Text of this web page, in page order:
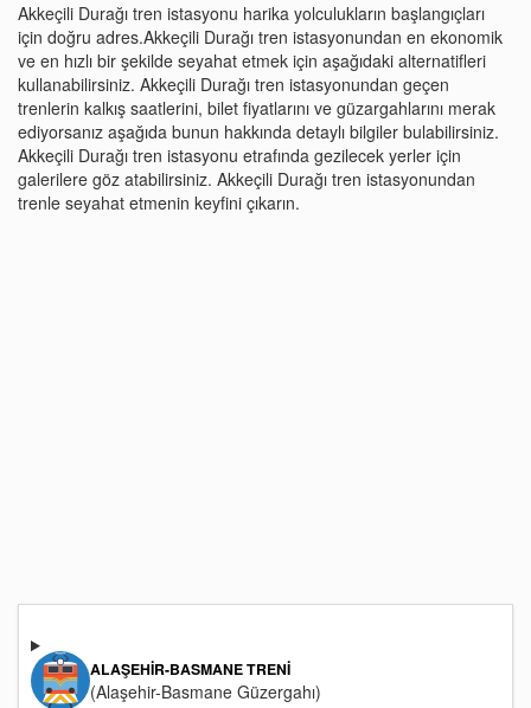
Akkeçili Durağı tren istasyonu harika yolculukların başlangıçları
için doğru adres.Akkeçili Durağı tren istasyonundan en ekonomik
ve en hızlı bir şekilde seyahat etmek için aşağıdaki alternatifleri
kullanabilirsiniz. Akkeçili Durağı tren istasyonundan geçen
trenlerin kalkış saatlerini, bilet fiyatlarını ve güzargahlarını merak
ediyorsanız aşağıda bunun hakkında detaylı bilgiler bulabilirsiniz.
Akkeçili Durağı tren istasyonu etrafında gezilecek yerler için
galerilere göz atabilirsiniz. Akkeçili Durağı tren istasyonundan
trenle seyahat etmenin keyfini çıkarın.
ALAŞEHIR-BASMANE TRENI
(Alaşehir-Basmane Güzergahı)